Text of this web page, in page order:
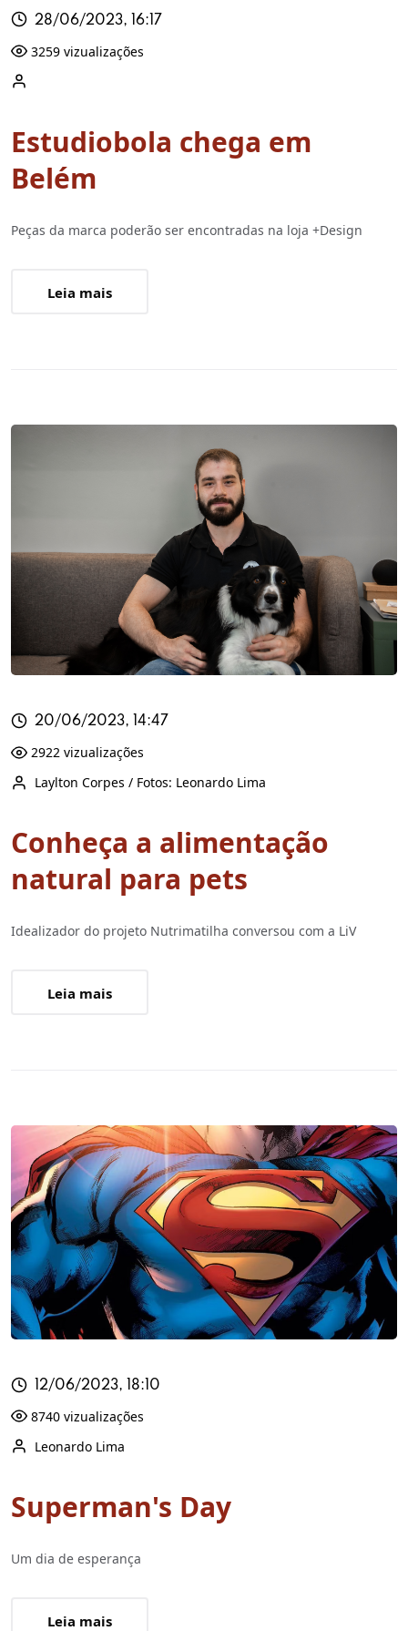
28/06/2023, 16:17
3259 vizualizações
Estudiobola chega em
Belém
Peças da marca poderão ser encontradas na loja +Design
Leia mais
20/06/2023, 14:47
2922 vizualizações
Laylton Corpes / Fotos: Leonardo Lima
Conheça a alimentação
natural para pets
Idealizador do projeto Nutrimatilha conversou com a LiV
Leia mais
12/06/2023, 18:10
8740 vizualizações
Leonardo Lima
Superman's Day
Um dia de esperança
Leia mais